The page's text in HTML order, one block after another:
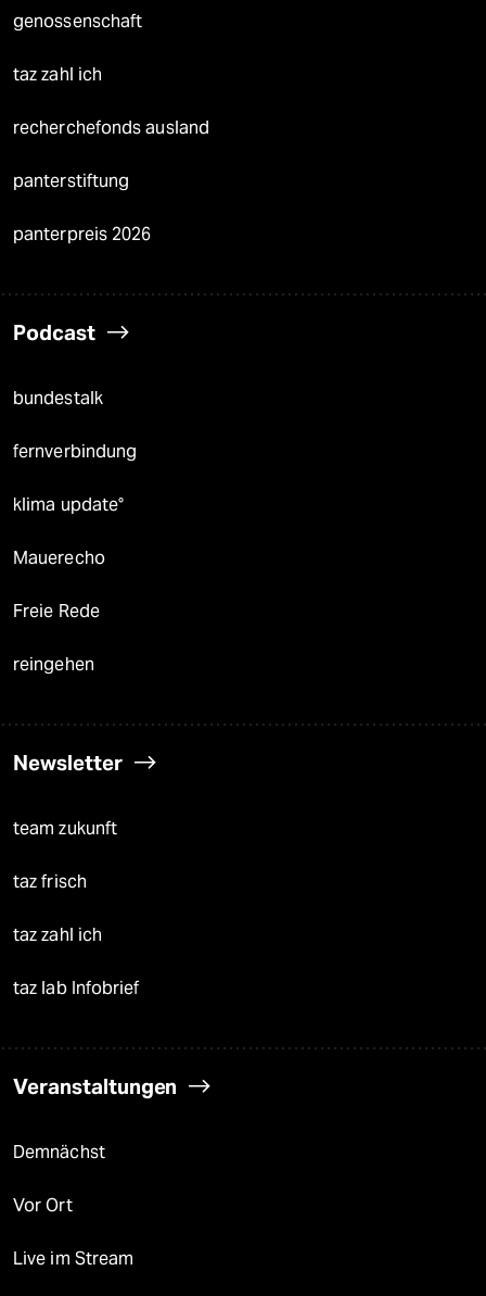
genossenschaft
taz zahl ich
recherchefonds ausland
panterstiftung
panterpreis 2026
Podcast
bundestalk
fernverbindung
klima update°
Mauerecho
Freie Rede
reingehen
Newsletter
team zukunft
taz frisch
taz zahl ich
taz lab Infobrief
Veranstaltungen
Demnächst
Vor Ort
Live im Stream